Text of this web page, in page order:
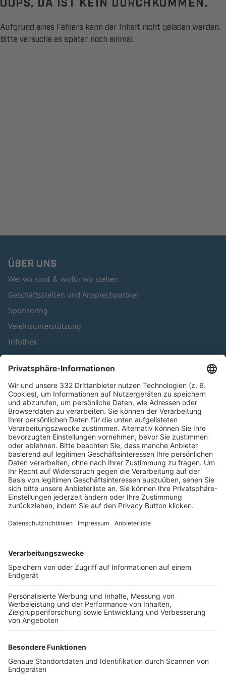
Aufgrund eines Fehlers kann der Inhalt nicht geladen werden.
Bitte versuche es später noch einmal.
ÜBER UNS
Wer wir sind & wofür wir stehen
Geschäftsstellen und Ansprechpartner
Sponsoring
Vereinsunterstützung
Infothek
Kontakt
HÄUFIG BESUCHTE SEITEN
Pässe und Vereinswechsel
Trainerausbildung
Schulungsangebot Vereinsmitarbeiter
BFV-Geschäftsstellen
Trainerbörse
Login SpielPlus
FOLGE DEM BFV
TOP-VEREINE
TOP-PARTNER